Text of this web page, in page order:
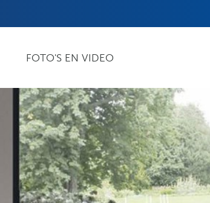
FOTO'S EN VIDEO